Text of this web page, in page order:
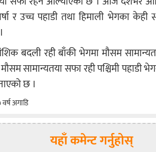
र उच्च पहाडी तथा हिमाली भेगका केही
बदली रही बाँकी भेगमा मौसम
सामान्यतया सफा रही पश्चिमी पहाडी
छ ।
अगाडि
यहाँ कमेन्ट गर्नुहोस्